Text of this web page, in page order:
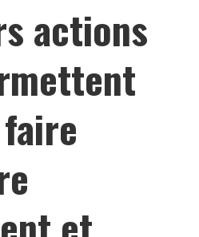
actions